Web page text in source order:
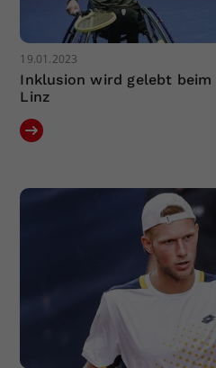
19.01.2023
Inklusion wird gelebt beim
Linz